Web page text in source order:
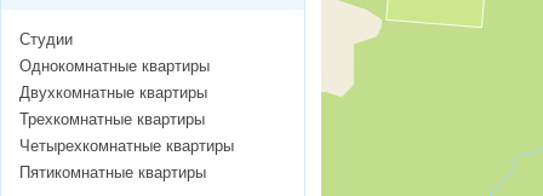
Студии
Однокомнатные квартиры
Двухкомнатные квартиры
Трехкомнатные квартиры
Четырехкомнатные квартиры
Пятикомнатные квартиры